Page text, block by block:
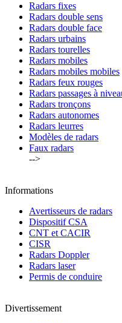
Radars fixes
Radars double sens
Radars double face
Radars urbains
Radars tourelles
Radars mobiles
Radars mobiles mobiles
Radars feux rouges
Radars passages à
Radars tronçons
Radars autonomes
Radars leurres
Modèles de radars
Faux radars
-->
Informations
Avertisseurs de radars
Dispositif CSA
CNT et CACIR
CISR
Radars Doppler
Radars laser
Permis de conduire
Divertissement